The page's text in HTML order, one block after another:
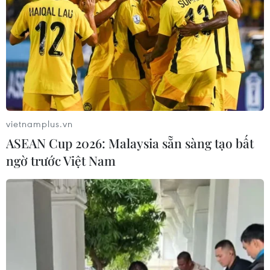
định cư ở Đông Anh
12/03/2025 10:59
Hà Nội triển khai quy hoạch, cải tạo
không gian khu vực hồ Hoàn Kiếm
11/03/2025 15:03
Quảng Trường Đông Kinh Nghĩa
Thục: "Nhân chứng" lịch sử quan
trọng của Hà Nội
07/03/2025 07:28
Phá bỏ “Hàm cá mập”, cải tạo
Quảng trường Đông Kinh-Nghĩa
vietnamplus.vn
ASEAN Cup 2026: Malaysia sẵn sàng tạo bất
ngờ trước Việt Nam